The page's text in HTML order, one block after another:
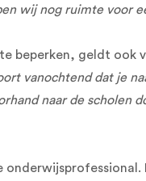
wij nog ruimte voor
beperken, geldt ook
vanochtend dat je
naar de scholen